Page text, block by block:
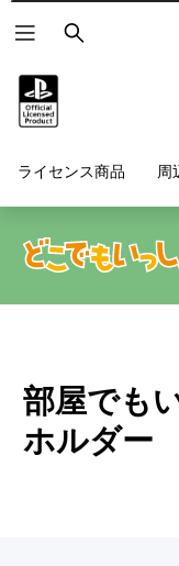
検
索
ライセンス商品 周
部屋でも
ホルダー